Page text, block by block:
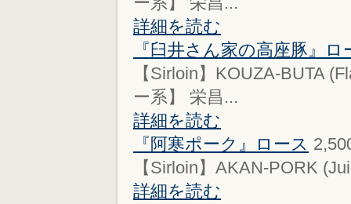
詳細を読む
『臼井さん家の高座豚』ロ
【Sirloin】KOUZA-BUTA
ー系】 栄昌...
詳細を読む
『阿寒ポーク』ロース
【Sirloin】AKAN-PORK
詳細を読む